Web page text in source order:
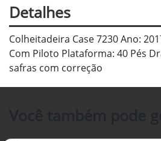
Detalhes
Colheitadeira Case 7230 Ano:
Com Piloto Plataforma: 40 Pés
safras com correção